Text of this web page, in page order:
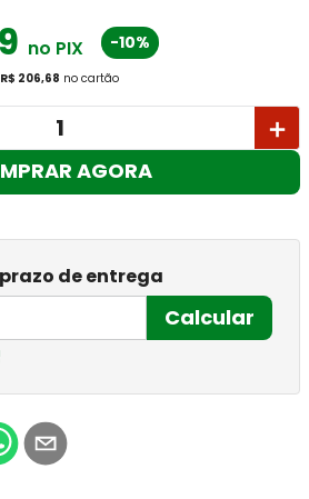
no PIX -10%
R$ 206,68 no cartão
＋
AGORA
de entrega
Calcular